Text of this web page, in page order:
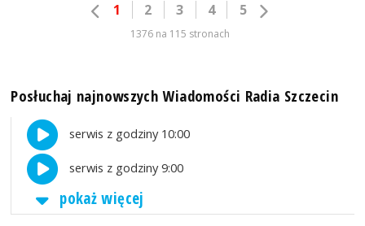
1 2 3 4 5
1376 na 115 stronach
Posłuchaj najnowszych Wiadomości Radia Szczecin
serwis z godziny 10:00
serwis z godziny 9:00
pokaż więcej